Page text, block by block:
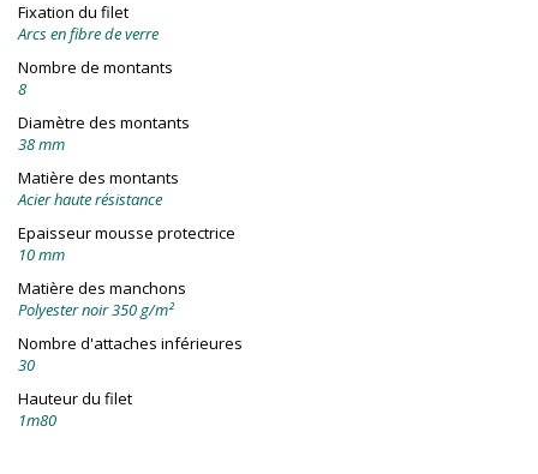
Fixation du filet
Arcs en fibre de verre
Nombre de montants
8
Diamètre des montants
38 mm
Matière des montants
Acier haute résistance
Epaisseur mousse protectrice
10 mm
Matière des manchons
Polyester noir 350 g/m²
Nombre d'attaches inférieures
30
Hauteur du filet
1m80